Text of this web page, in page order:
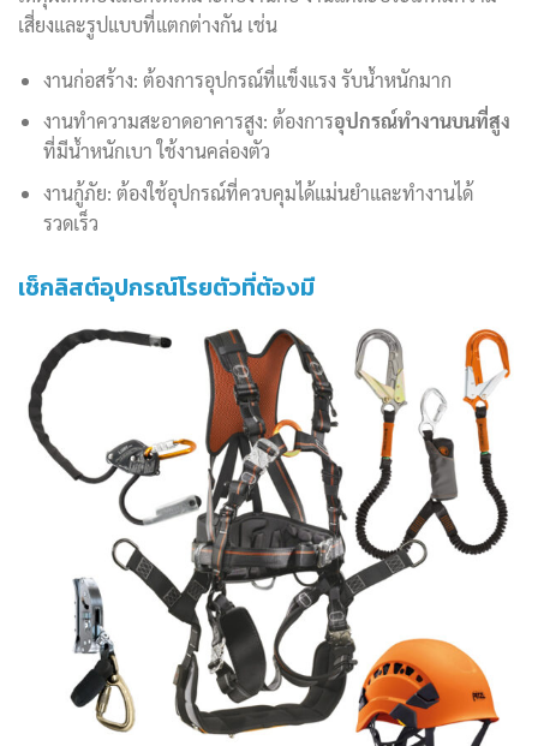
เสี่ยงและรูปแบบที่แตกต่างกัน เช่น
งานก่อสร้าง: ต้องการอุปกรณ์ที่แข็งแรง รับน้ำหนักมาก
งานทำความสะอาดอาคารสูง: ต้องการอุปกรณ์ทำงานบนที่สูง
ที่มีน้ำหนักเบา ใช้งานคล่องตัว
งานกู้ภัย: ต้องใช้อุปกรณ์ที่ควบคุมได้แม่นยำและทำงานได้
รวดเร็ว
เช็กลิสต์อุปกรณ์โรยตัวที่ต้องมี